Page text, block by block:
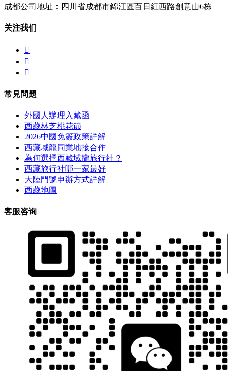
成都公司地址：四川省成都市錦江區百日紅西路創意山6栋
关注我们



常見問題
外國人辦理入藏函
西藏林芝桃花節
2026中國免簽政策詳解
西藏域龍同業地接合作
為何選擇西藏域龍旅行社？
西藏旅行社哪一家最好
大陸門號申辦方式詳解
西藏地圖
客服咨询